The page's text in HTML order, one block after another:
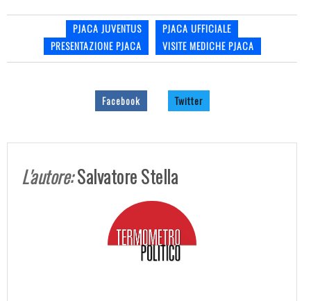
PJACA JUVENTUS
PJACA UFFICIALE
PRESENTAZIONE PJACA
VISITE MEDICHE PJACA
Facebook Twitter
L'autore:Salvatore Stella